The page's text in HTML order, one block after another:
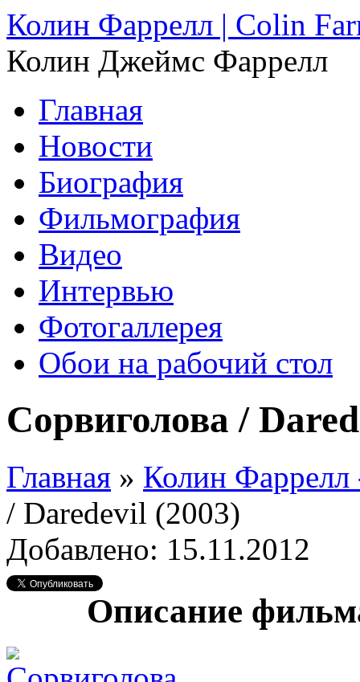
Колин Фаррелл | Colin
Колин Джеймс Фаррелл
Главная
Новости
Биография
Фильмография
Видео
Интервью
Фотогаллерея
Обои на рабочий стол
Сорвиголова /
Главная » Колин
/ Daredevil (2003)
Добавлено: 15.11.2012
Описание